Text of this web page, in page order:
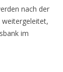
nach der
weitergeleitet,
im